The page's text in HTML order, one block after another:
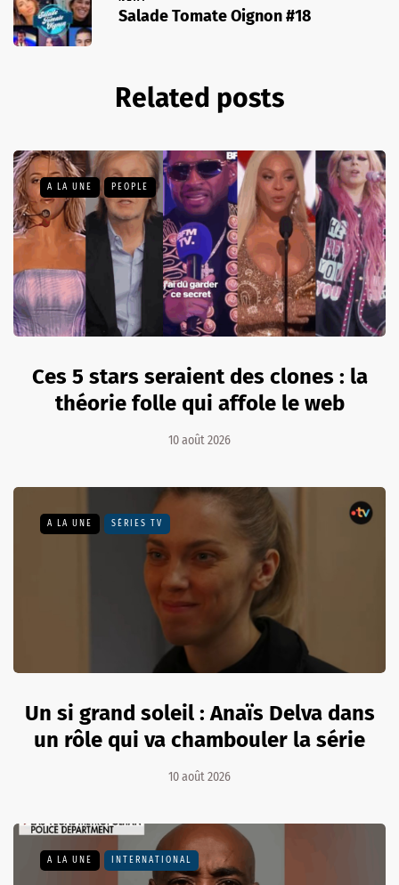
Salade Tomate Oignon #18
Related posts
A LA UNE PEOPLE
Ces 5 stars seraient des clones : la
théorie folle qui affole le web
10 août 2026
A LA UNE SÉRIES TV
Un si grand soleil : Anaïs Delva dans
un rôle qui va chambouler la série
10 août 2026
A LA UNE INTERNATIONAL